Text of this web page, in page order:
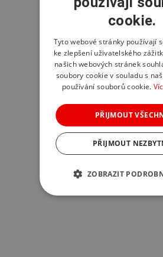
cookie.
Tyto webové stránky používají
ke zlepšení uživatelského
našich webových stránek
soubory cookie v souladu s
používání souborů cookie.
PŘIJMOUT
PŘIJMOUT
ZOBRAZIT